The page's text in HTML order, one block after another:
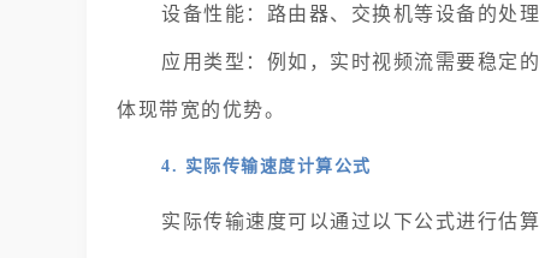
设备性能：路由器、交换机等设备的处
应用类型：例如，实时视频流需要稳定
体现带宽的优势。
4. 实际传输速度计算公式
实际传输速度可以通过以下公式进行估